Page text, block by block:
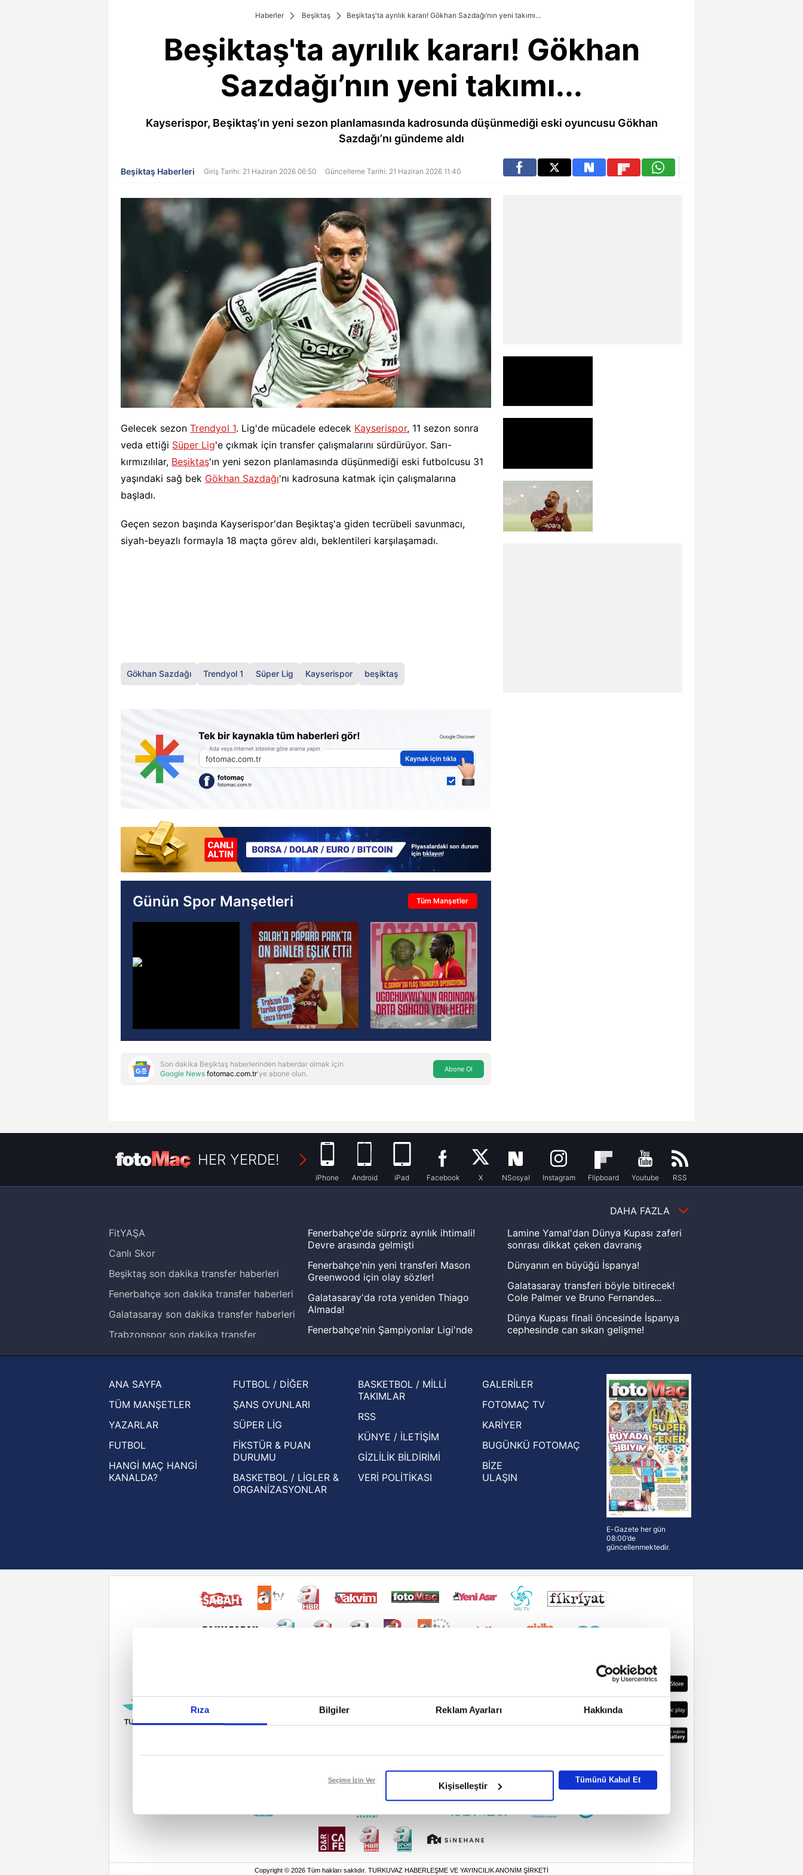
Rıza Bilgiler Reklam Ayarları Hakkında
Reddet
Seçime İzin Ver
Kişiselleştir
Tümünü Kabul Et
Haberler Beşiktaş Beşiktaş'ta ayrılık kararı! Gökhan Sazdağı’nın yeni takımı...
Beşiktaş'ta ayrılık kararı! Gökhan
Sazdağı’nın yeni takımı...
Kayserispor, Beşiktaş’ın yeni sezon planlamasında kadrosunda düşünmediği eski oyuncusu Gökhan
Sazdağı’nı gündeme aldı
Beşiktaş Haberleri Giriş Tarihi: 21 Haziran 2026 06:50 Güncelleme Tarihi: 21 Haziran 2026 11:40
Gelecek sezon Trendyol 1. Lig'de mücadele edecek Kayserispor, 11 sezon sonra
veda ettiği Süper Lig'e çıkmak için transfer çalışmalarını sürdürüyor. Sarı-
kırmızılılar, Beşiktaş'ın yeni sezon planlamasında düşünmediği eski futbolcusu 31
yaşındaki sağ bek Gökhan Sazdağı'nı kadrosuna katmak için çalışmalarına
başladı.
Geçen sezon başında Kayserispor'dan Beşiktaş'a giden tecrübeli savunmacı,
siyah-beyazlı formayla 18 maçta görev aldı, beklentileri karşılaşamadı.
Gökhan Sazdağı Trendyol 1 Süper Lig Kayserispor beşiktaş
Günün Spor Manşetleri Tüm Manşetler
Son dakika Beşiktaş haberlerinden haberdar olmak için
Google News fotomac.com.tr'ye abone olun. Abone Ol
HER YERDE!
iPhone Android iPad Facebook X NSosyal Instagram Flipboard Youtube RSS
DAHA FAZLA
FitYAŞA
Canlı Skor
Beşiktaş son dakika transfer haberleri
Fenerbahçe son dakika transfer haberleri
Galatasaray son dakika transfer haberleri
Trabzonspor son dakika transfer
Ziraat Türkiye Kupası haberleri
UEFA Şampiyonlar Ligi haberleri
UEFA Avrupa Ligi haberleri
UEFA Konferans Ligi haberleri
Fenerbahçe'de sürpriz ayrılık ihtimali!
Devre arasında gelmişti
Fenerbahçe'nin yeni transferi Mason
Greenwood için olay sözler!
Galatasaray'da rota yeniden Thiago
Almada!
Fenerbahçe'nin Şampiyonlar Ligi'nde
Zabrze'yi elerlerse...
basından gündem olan manşetler!
Beşiktaş'ın UEFA Avrupa Ligi'nde 3. Ön
Eleme Turu muhtemel rakipleri belli oldu!
Lamine Yamal'dan Dünya Kupası zaferi
sonrası dikkat çeken davranış
Dünyanın en büyüğü İspanya!
Galatasaray transferi böyle bitirecek!
Cole Palmer ve Bruno Fernandes...
Dünya Kupası finali öncesinde İspanya
cephesinde can sıkan gelişme!
Hernan Crespo, Meksika Ligi
ekiplerinden Atlas'ın yeni teknik direktörü
oldu
ANA SAYFA
TÜM MANŞETLER
YAZARLAR
FUTBOL
HANGİ MAÇ HANGİ
KANALDA?
FUTBOL / DİĞER
ŞANS OYUNLARI
SÜPER LİG
FİKSTÜR & PUAN
DURUMU
BASKETBOL / LİGLER &
ORGANİZASYONLAR
BASKETBOL / MİLLİ
TAKIMLAR
RSS
KÜNYE / İLETİŞİM
GİZLİLİK BİLDİRİMİ
VERİ POLİTİKASI
GALERİLER
FOTOMAÇ TV
KARİYER
BUGÜNKÜ FOTOMAÇ
BİZE
ULAŞIN
E-Gazete her gün
08:00’de
güncellenmektedir.
Copyright © 2026 Tüm hakları saklıdır. TURKUVAZ HABERLEŞME VE YAYINCILIK ANONİM ŞİRKETİ